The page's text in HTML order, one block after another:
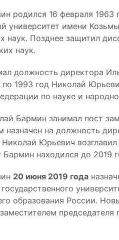
родился 16 февраля 1963
университет имени
наук. Позднее защитил
наук.
должность директора
по 1993 год Николай
по науке и
Бармин занимал пост
назначен на должность
Юрьевич
находился до 2019
20 июня 2019 года
образования России.